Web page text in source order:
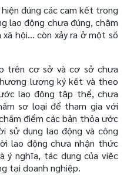
đúng các cam kết trong
lao động chưa đúng, chậm
hội... còn xảy ra ở một số
trên cơ sở và cơ sở chưa
lượng ký kết và theo
lao động tập thể, chưa
sơ loại để tham gia với
điểm các bản thỏa ước
sử dụng lao động và công
lao động chưa nhận thức
ý nghĩa, tác dụng của việc
tại doanh nghiệp.